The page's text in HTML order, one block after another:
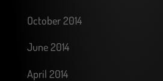
October 2014
June 2014
April 2014